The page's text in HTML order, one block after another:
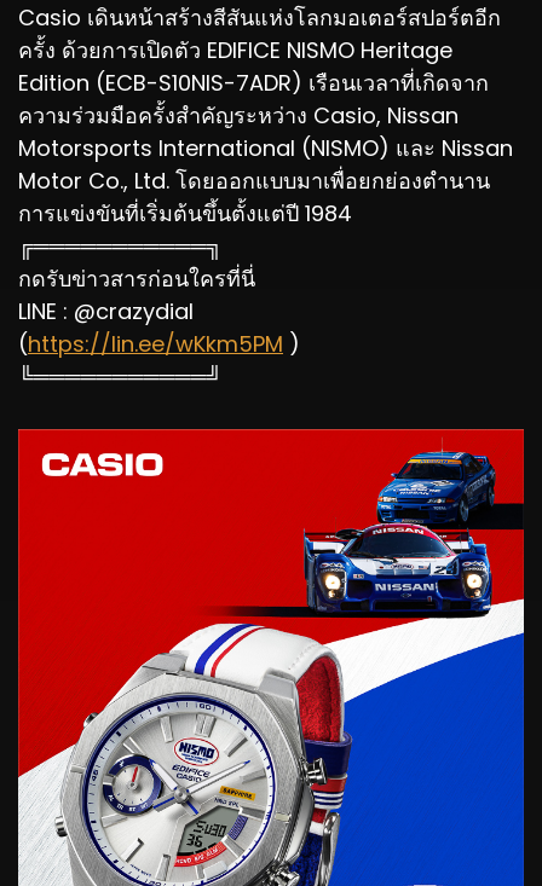
Casio เดินหน้าสร้างสีสันแห่งโลกมอเตอร์สปอร์ตอีก
ครั้ง ด้วยการเปิดตัว EDIFICE NISMO Heritage
Edition (ECB-S10NIS-7ADR) เรือนเวลาที่เกิดจาก
ความร่วมมือครั้งสำคัญระหว่าง Casio, Nissan
Motorsports International (NISMO) และ Nissan
Motor Co., Ltd. โดยออกแบบมาเพื่อยกย่องตำนาน
การแข่งขันที่เริ่มต้นขึ้นตั้งแต่ปี 1984
╔═══════════╗
กดรับข่าวสารก่อนใครที่นี่
LINE : @crazydial
(https://lin.ee/wKkm5PM )
╚═══════════╝